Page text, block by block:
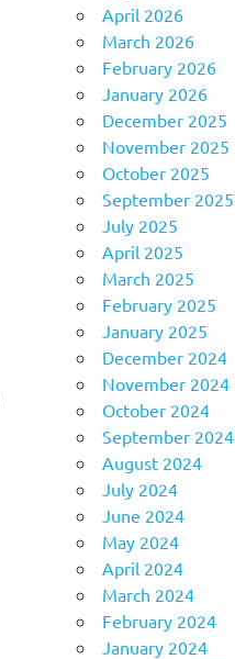
April 2026
March 2026
February 2026
January 2026
December 2025
November 2025
October 2025
September 2025
July 2025
April 2025
March 2025
February 2025
January 2025
December 2024
November 2024
October 2024
September 2024
August 2024
July 2024
June 2024
May 2024
April 2024
March 2024
February 2024
January 2024